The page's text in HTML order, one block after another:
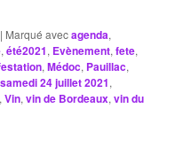
| Marqué avecagenda,
,été2021, Evènement,fete,
,Médoc, Pauillac,
samedi 24 juillet 2021,
,Vin,vin de Bordeaux,vin du